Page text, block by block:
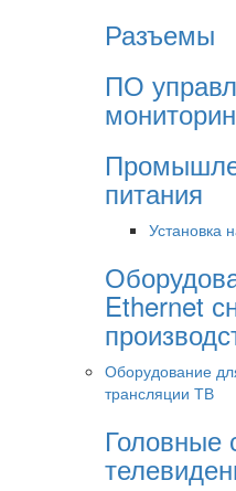
Разъемы
ПО
питания
Установка
Ethernet
Оборудование
трансляции ТВ
Головные